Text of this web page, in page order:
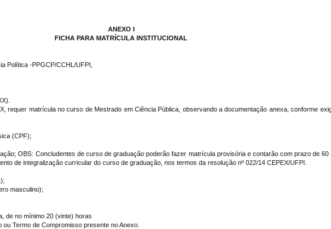
ANEXO I
FICHA PARA MATRÍCULA INSTITUCIONAL
Política -PPGCP/CCHL/UFPI,
requer matrícula no curso de Mestrado em Ciência Pública, observando a documentação anexa, conforme
(CPF);
OBS: Concludentes de curso de graduação poderão fazer matrícula provisória e contarão com prazo de
de integralização curricular do curso de graduação, nos termos da resolução nº 022/14 CEPEX/UFPI.
masculino);
de no mínimo 20 (vinte) horas
Termo de Compromisso presente no Anexo.